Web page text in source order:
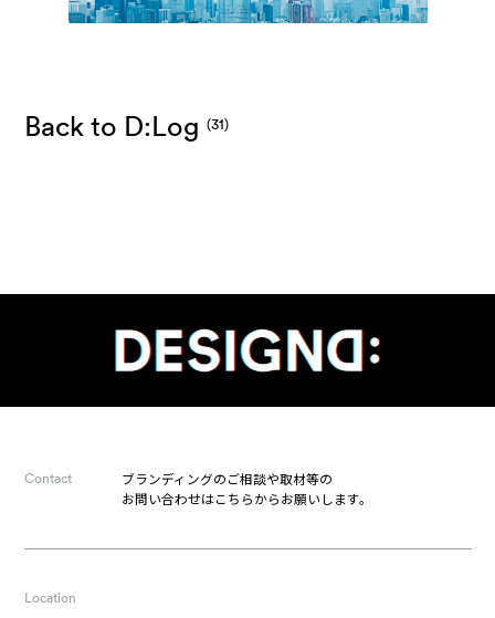
Back to D:Log (31)
Contact
ブランディングのご相談や取材等の
お問い合わせはこちらからお願いします。
Location